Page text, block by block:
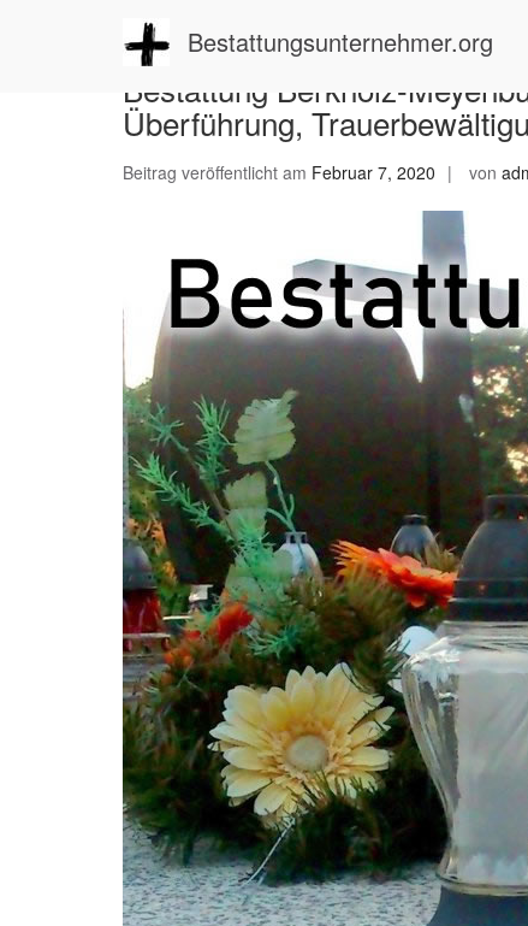
Bestattungsunternehmer.org
Bestattung Berkholz-
Überführung,
Beitrag veröffentlicht am Februar 7, 2020 von